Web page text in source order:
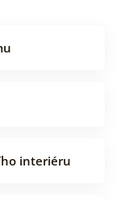
interiéru